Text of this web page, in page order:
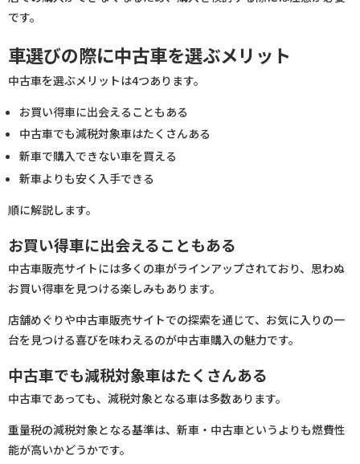
です。
車選びの際に中古車を選ぶメリット
中古車を選ぶメリットは4つあります。
お買い得車に出会えることもある
中古車でも減税対象車はたくさんある
新車で購入できない車を買える
新車よりも安く入手できる
順に解説します。
お買い得車に出会えることもある
中古車販売サイトには多くの車がラインアップされており、思わぬ
お買い得車を見つける楽しみもあります。
店舗めぐりや中古車販売サイトでの探索を通じて、お気に入りの一
台を見つける喜びを味わえるのが中古車購入の魅力です。
中古車でも減税対象車はたくさんある
中古車であっても、減税対象となる車は多数あります。
重量税の減税対象となる基準は、新車・中古車というよりも燃費性
能が高いかどうかです。